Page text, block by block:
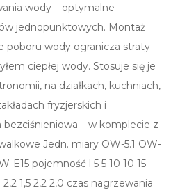
wody – optymalne
jednopunktowych. Montaż
poboru wody ogranicza straty
ciepłej wody. Stosuje się je
na działkach, kuchniach,
fryzjerskich i
– w komplecie z
Jedn. miary OW-5.1 OW-
E15 pojemność l 5 5 10 10 15
1,5 2,2 2,0 czas nagrzewania